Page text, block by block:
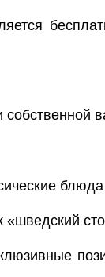
собственной
«шведский